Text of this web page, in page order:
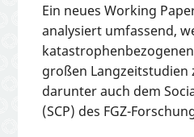
Ein neues Working
analysiert umfassend,
großen Langzeitstudien
darunter auch dem
(SCP) des FGZ-